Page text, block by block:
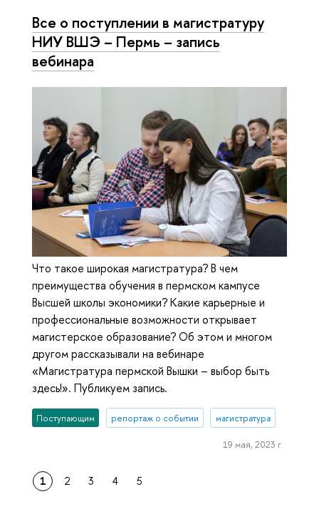
Все о поступлении в магистратуру
НИУ ВШЭ – Пермь – запись
вебинара
Что такое широкая магистратура? В чем
преимущества обучения в пермском кампусе
Высшей школы экономики? Какие карьерные и
профессиональные возможности открывает
магистерское образование? Об этом и многом
другом рассказывали на вебинаре
«Магистратура пермской Вышки – выбор быть
здесь!». Публикуем запись.
Поступающим репортаж о событии магистратура
19 мая, 2023 г.
1 2 3 4 5